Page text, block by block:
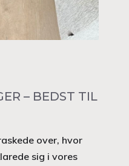
– BEDST TIL
over, hvor
sig i vores